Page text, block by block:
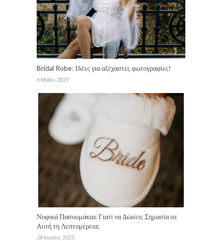
Bridal Robe: Ιδέες για αξέχαστες φωτογραφίες!
6 Μαΐου, 2025
Νυφικά Πασουμάκια: Γιατί να Δώσεις Σημασία σε
Αυτή τη Λεπτομέρεια;
28 Ιουλίου, 2025